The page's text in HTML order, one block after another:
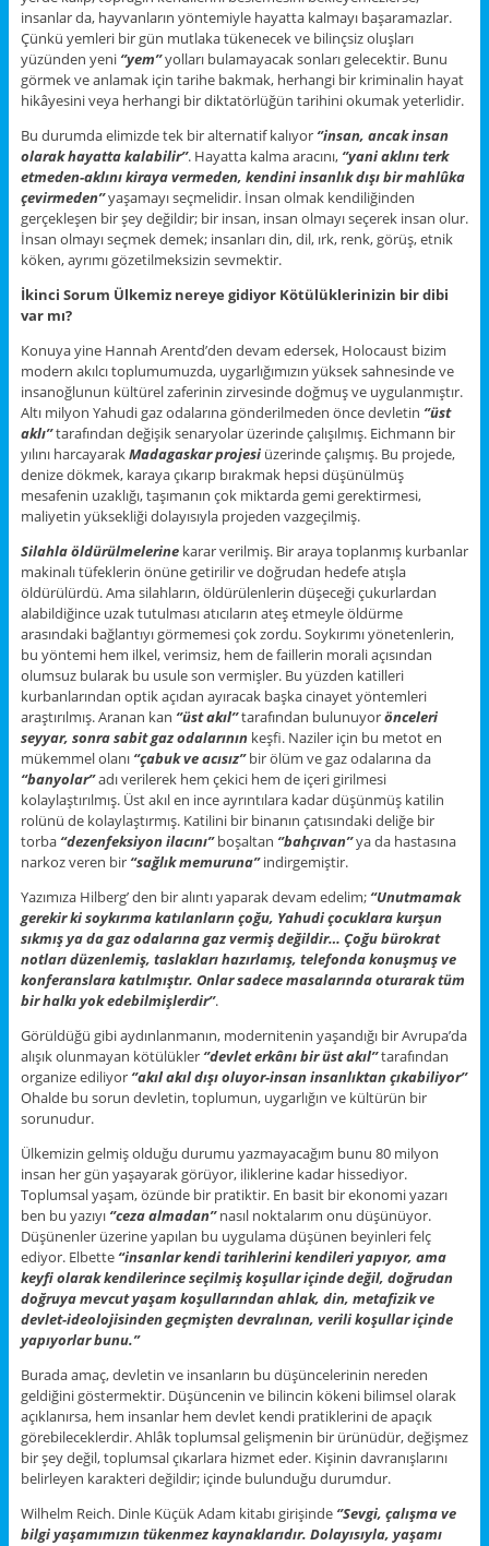
insanlar da, hayvanların yöntemiyle hayatta kalmayı başaramazlar.
Çünkü yemleri bir gün mutlaka tükenecek ve bilinçsiz oluşları
yüzünden yeni ‘’yem’’yolları bulamayacak sonları gelecektir. Bunu
görmek ve anlamak için tarihe bakmak, herhangi bir kriminalin hayat
hikâyesini veya herhangi bir diktatörlüğün tarihini okumak yeterlidir.
Bu durumda elimizde tek bir alternatif kalıyor ‘’insan, ancak insan
olarak hayatta kalabilir’’. Hayatta kalma aracını, ‘’yani aklını terk
etmeden-aklını kiraya vermeden, kendini insanlık dışı bir mahlûka
çevirmeden’’yaşamayı seçmelidir. İnsan olmak kendiliğinden
gerçekleşen bir şey değildir; bir insan, insan olmayı seçerek insan olur.
İnsan olmayı seçmek demek; insanları din, dil, ırk, renk, görüş, etnik
köken, ayrımı gözetilmeksizin sevmektir.
İkinci Sorum Ülkemiz nereye gidiyor Kötülüklerinizin bir dibi
var mı?
Konuya yine Hannah Arentd’den devam edersek, Holocaust bizim
modern akılcı toplumumuzda, uygarlığımızın yüksek sahnesinde ve
insanoğlunun kültürel zaferinin zirvesinde doğmuş ve uygulanmıştır.
Altı milyon Yahudi gaz odalarına gönderilmeden önce devletin ‘’üst
aklı’’tarafından değişik senaryolar üzerinde çalışılmış. Eichmann bir
yılını harcayarakMadagaskar projesiüzerinde çalışmış. Bu projede,
denize dökmek, karaya çıkarıp bırakmak hepsi düşünülmüş
mesafenin uzaklığı, taşımanın çok miktarda gemi gerektirmesi,
maliyetin yüksekliği dolayısıyla projeden vazgeçilmiş.
Silahla öldürülmelerinekarar verilmiş. Bir araya toplanmış kurbanlar
makinalı tüfeklerin önüne getirilir ve doğrudan hedefe atışla
öldürülürdü. Ama silahların, öldürülenlerin düşeceği çukurlardan
alabildiğince uzak tutulması atıcıların ateş etmeyle öldürme
arasındaki bağlantıyı görmemesi çok zordu. Soykırımı yönetenlerin,
bu yöntemi hem ilkel, verimsiz, hem de faillerin morali açısından
olumsuz bularak bu usule son vermişler. Bu yüzden katilleri
kurbanlarından optik açıdan ayıracak başka cinayet yöntemleri
araştırılmış. Aranan kan ‘’üst akıl’’tarafından bulunuyorönceleri
seyyar, sonra sabit gaz odalarının keşfi. Naziler için bu metot en
mükemmel olanı “çabuk ve acısız”bir ölüm ve gaz odalarına da
“banyolar”adı verilerek hem çekici hem de içeri girilmesi
kolaylaştırılmış. Üst akıl en ince ayrıntılara kadar düşünmüş katilin
rolünü de kolaylaştırmış. Katilini bir binanın çatısındaki deliğe bir
torba “dezenfeksiyon ilacını”boşaltan ‘’bahçıvan’’ya da hastasına
narkoz veren bir “sağlık memuruna”indirgemiştir.
Yazımıza Hilberg’ den bir alıntı yaparak devam edelim; “Unutmamak
gerekir ki soykırıma katılanların çoğu, Yahudi çocuklara kurşun
sıkmış ya da gaz odalarına gaz vermiş değildir… Çoğu bürokrat
notları düzenlemiş, taslakları hazırlamış, telefonda konuşmuş ve
konferanslara katılmıştır. Onlar sadece masalarında oturarak tüm
bir halkı yok edebilmişlerdir’’.
Görüldüğü gibi aydınlanmanın, modernitenin yaşandığı bir Avrupa’da
alışık olunmayan kötülükler ‘’devlet erkânı bir üst akıl’’tarafından
organize ediliyor ‘’akıl akıl dışı oluyor-insan insanlıktan çıkabiliyor’’
Ohalde bu sorun devletin, toplumun, uygarlığın ve kültürün bir
sorunudur.
Ülkemizin gelmiş olduğu durumu yazmayacağım bunu 80 milyon
insan her gün yaşayarak görüyor, iliklerine kadar hissediyor.
Toplumsal yaşam, özünde bir pratiktir. En basit bir ekonomi yazarı
ben bu yazıyı ‘’ceza almadan’’nasıl noktalarım onu düşünüyor.
Düşünenler üzerine yapılan bu uygulama düşünen beyinleri felç
ediyor. Elbette “insanlar kendi tarihlerini kendileri yapıyor, ama
keyfi olarak kendilerince seçilmiş koşullar içinde değil, doğrudan
doğruya mevcut yaşam koşullarından ahlak, din, metafizik ve
devlet-ideolojisinden geçmişten devralınan, verili koşullar içinde
yapıyorlar bunu.”
Burada amaç, devletin ve insanların bu düşüncelerinin nereden
geldiğini göstermektir. Düşüncenin ve bilincin kökeni bilimsel olarak
açıklanırsa, hem insanlar hem devlet kendi pratiklerini de apaçık
görebileceklerdir. Ahlâk toplumsal gelişmenin bir ürünüdür, değişmez
bir şey değil, toplumsal çıkarlara hizmet eder. Kişinin davranışlarını
belirleyen karakteri değildir; içinde bulunduğu durumdur.
Wilhelm Reich. Dinle Küçük Adam kitabı girişinde ‘’Sevgi, çalışma ve
bilgi yaşamımızın tükenmez kaynaklarıdır. Dolayısıyla, yaşamı